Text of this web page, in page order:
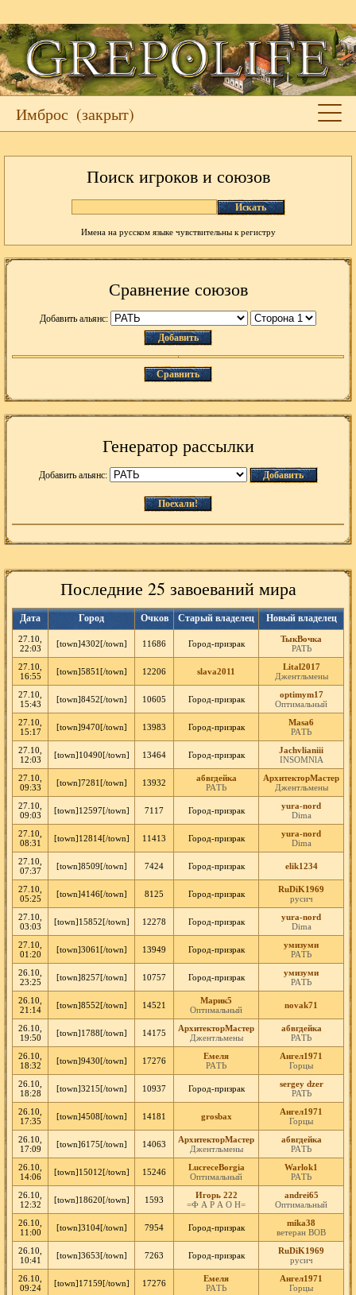
Имброс (закрыт)
Поиск игроков и союзов
Искать
Имена на русском языке чувствительны к регистру
Сравнение союзов
Добавить альянс:
Добавить
Сравнить
Генератор рассылки
Добавить альянс: Добавить
Поехали!
Последние 25 завоеваний мира
Дата Город Очков Старый владелец Новый владелец
27.10,
22:03
[town]4302[/town] 11686 Город-призрак
ТыкВочка
РАТЬ
27.10,
16:55
[town]5851[/town] 12206 slava2011
Lital2017
Джентльмены
27.10,
15:43
[town]8452[/town] 10605 Город-призрак
optimym17
Оптимальный
27.10,
15:17
[town]9470[/town] 13983 Город-призрак
Masa6
РАTЬ
27.10,
12:03
[town]10490[/town] 13464 Город-призрак
Jachvlianiii
INSOMNlA
27.10,
09:33
[town]7281[/town] 13932
абвгдейка
РАTЬ
АрхитекторМастер
Джентльмены
27.10,
09:03
[town]12597[/town] 7117 Город-призрак
yura-nord
Dima
27.10,
08:31
[town]12814[/town] 11413 Город-призрак
yura-nord
Dima
27.10,
07:37
[town]8509[/town] 7424 Город-призрак elik1234
27.10,
05:25
[town]4146[/town] 8125 Город-призрак
RuDiK1969
русич
27.10,
03:03
[town]15852[/town] 12278 Город-призрак
yura-nord
Dima
27.10,
01:20
[town]3061[/town] 13949 Город-призрак
умизуми
РАTЬ
26.10,
23:25
[town]8257[/town] 10757 Город-призрак
умизуми
РАTЬ
26.10,
21:14
[town]8552[/town] 14521
Марик5
Оптимальный
novak71
26.10,
19:50
[town]1788[/town] 14175
АрхитекторМастер
Джентльмены
абвгдейка
РАTЬ
26.10,
18:32
[town]9430[/town] 17276
Eмеля
РАTЬ
Ангел1971
Горцы
26.10,
18:28
[town]3215[/town] 10937 Город-призрак
sergey dzer
РАТЬ
26.10,
17:35
[town]4508[/town] 14181 grosbax
Ангел1971
Горцы
26.10,
17:09
[town]6175[/town] 14063
АрхитекторМастер
Джентльмены
абвгдейка
РАTЬ
26.10,
14:06
[town]15012[/town] 15246
LucreceBorgia
Оптимальный
Warlok1
РАTЬ
26.10,
12:32
[town]18620[/town] 1593
Игорь 222
=Ф А Р А О Н=
andrei65
Оптимальный
26.10,
11:00
[town]3104[/town] 7954 Город-призрак
mika38
ветеран ВОВ
26.10,
10:41
[town]3653[/town] 7263 Город-призрак
RuDiK1969
русич
26.10,
09:24
[town]17159[/town] 17276
Eмеля
РАTЬ
Ангел1971
Горцы